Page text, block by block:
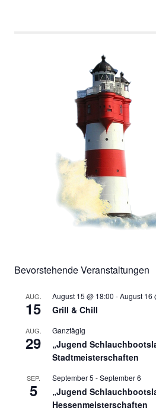
Bevorstehende Veranstaltungen
AUG.
15
August 15 @ 18:00 -August 16
Grill & Chill
AUG.
29
Ganztägig
„Jugend
Stadtmeisterschaften
SEP.
5
September 5 -September 6
„Jugend
Hessenmeisterschaften